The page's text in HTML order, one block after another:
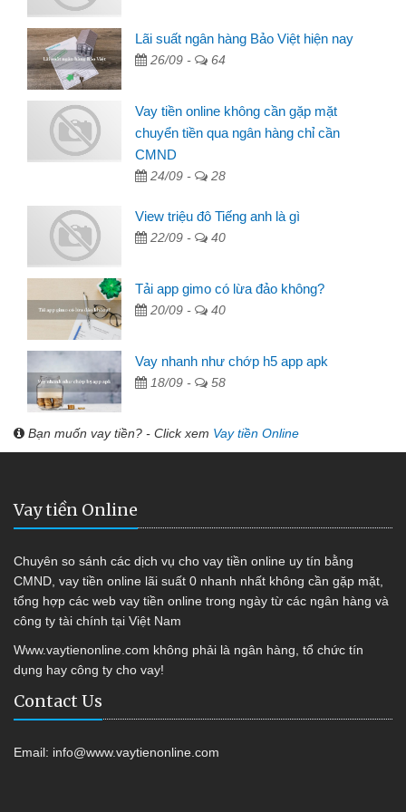
Lãi suất ngân hàng Bảo Việt hiện nay
26/09 - 64
Vay tiền online không cần gặp mặt
chuyển tiền qua ngân hàng chỉ cần
CMND
24/09 - 28
View triệu đô Tiếng anh là gì
22/09 - 40
Tải app gimo có lừa đảo không?
20/09 - 40
Vay nhanh như chớp h5 app apk
18/09 - 58
Bạn muốn vay tiền? - Click xem Vay tiền Online
Vay tiền Online
Chuyên so sánh các dịch vụ cho vay tiền online uy tín bằng
CMND, vay tiền online lãi suất 0 nhanh nhất không cần gặp mặt,
tổng hợp các web vay tiền online trong ngày từ các ngân hàng và
công ty tài chính tại Việt Nam
Www.vaytienonline.com không phải là ngân hàng, tổ chức tín
dụng hay công ty cho vay!
Contact Us
Email: info@www.vaytienonline.com